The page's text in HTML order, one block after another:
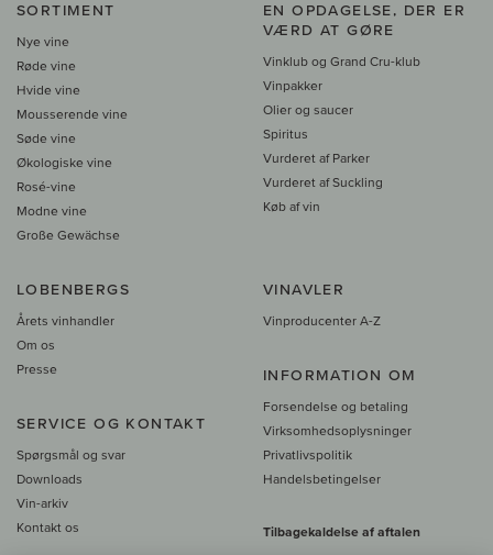
SORTIMENT
Nye vine
Røde vine
Hvide vine
Mousserende vine
Søde vine
Økologiske vine
Rosé-vine
Modne vine
Große Gewächse
EN OPDAGELSE, DER ER
VÆRD AT GØRE
Vinklub og Grand Cru-klub
Vinpakker
Olier og saucer
Spiritus
Vurderet af Parker
Vurderet af Suckling
Køb af vin
LOBENBERGS
Årets vinhandler
Om os
Presse
SERVICE OG KONTAKT
Spørgsmål og svar
Downloads
Vin-arkiv
Kontakt os
VINAVLER
Vinproducenter A-Z
INFORMATION OM
Forsendelse og betaling
Virksomhedsoplysninger
Privatlivspolitik
Handelsbetingelser
Tilbagekaldelse af aftalen